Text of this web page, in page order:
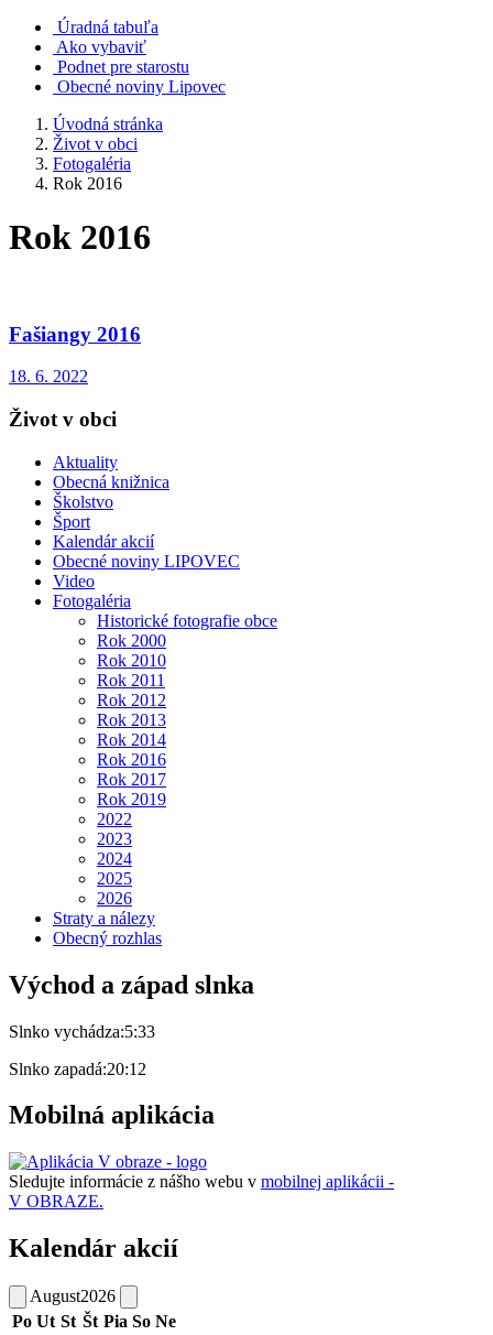
Úradná tabuľa
Ako vybaviť
Podnet pre starostu
Obecné noviny Lipovec
Úvodná stránka
Život v obci
Fotogaléria
Rok 2016
Rok 2016
Fašiangy 2016
18. 6. 2022
Život v obci
Aktuality
Obecná knižnica
Školstvo
Šport
Kalendár akcií
Obecné noviny LIPOVEC
Video
Fotogaléria
Historické fotografie obce
Rok 2000
Rok 2010
Rok 2011
Rok 2012
Rok 2013
Rok 2014
Rok 2016
Rok 2017
Rok 2019
2022
2023
2024
2025
2026
Straty a nálezy
Obecný rozhlas
Východ a západ slnka
Slnko vychádza:5:33
Slnko zapadá:20:12
Mobilná aplikácia
Sledujte informácie z nášho webu v mobilnej aplikácii -
V OBRAZE.
Kalendár akcií
August2026
Po Ut St Št Pia So Ne